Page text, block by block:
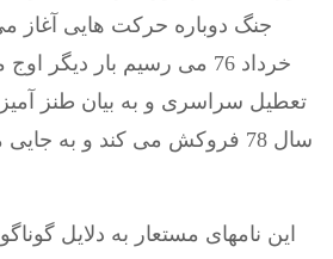
جنگ دوباره حرکت هایی آغاز
خرداد 76 می رسیم بار دیگر
تعطیل سراسری و به بیان طنز
سال 78 فروکش می کند و به
این نامهای مستعار به دلایل